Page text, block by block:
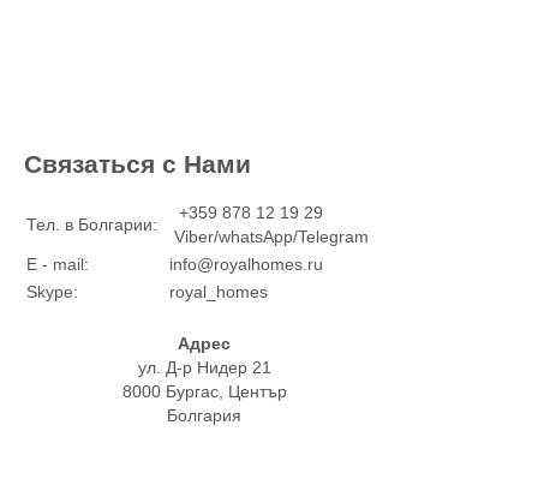
Связаться с Нами
Тел. в Болгарии:
+359 878 12 19 29
Viber/whatsApp/Telegram
E - mail:
info@royalhomes.ru
Skype:
royal_homes
Адрес
ул. Д-р Нидер 21
8000 Бургас, Център
Болгария